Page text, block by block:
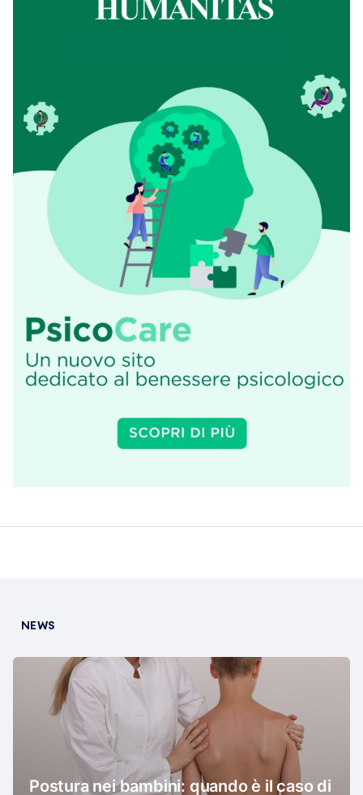
NEWS
Postura nei bambini: quando è il caso di